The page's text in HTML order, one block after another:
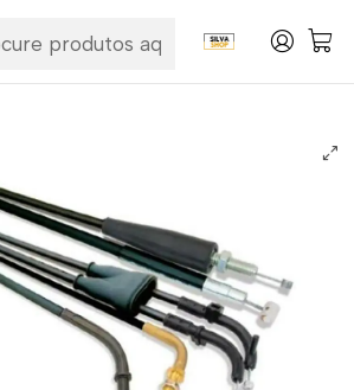
Cabos
Cabos de Embraiagem
Honda CBR 600 F 97-98